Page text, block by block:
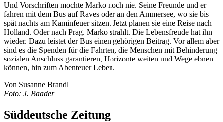
Und Vorschriften mochte Marko noch nie. Seine Freunde und er
fahren mit dem Bus auf Raves oder an den Ammersee, wo sie bis
spät nachts am Kaminfeuer sitzen. Jetzt planen sie eine Reise nach
Holland. Oder nach Prag. Marko strahlt. Die Lebensfreude hat ihn
wieder. Dazu leistet der Bus einen gehörigen Beitrag. Vor allem aber
sind es die Spenden für die Fahrten, die Menschen mit Behinderung
sozialen Anschluss garantieren, Horizonte weiten und Wege ebnen
können, hin zum Abenteuer Leben.
Von Susanne Brandl
Foto: J. Baader
Süddeutsche Zeitung